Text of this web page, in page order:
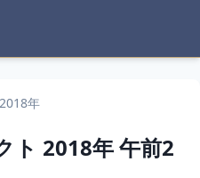
2018年
ト 2018年午前2